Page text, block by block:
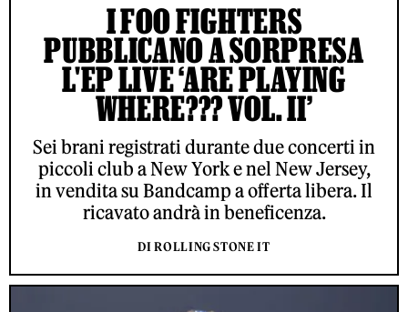
I FOO FIGHTERS
PUBBLICANO A SORPRESA
L'EP LIVE ‘ARE PLAYING
WHERE??? VOL. II’
Sei brani registrati durante due concerti in
piccoli club a New York e nel New Jersey,
in vendita su Bandcamp a offerta libera. Il
ricavato andrà in beneficenza.
DI ROLLING STONE IT